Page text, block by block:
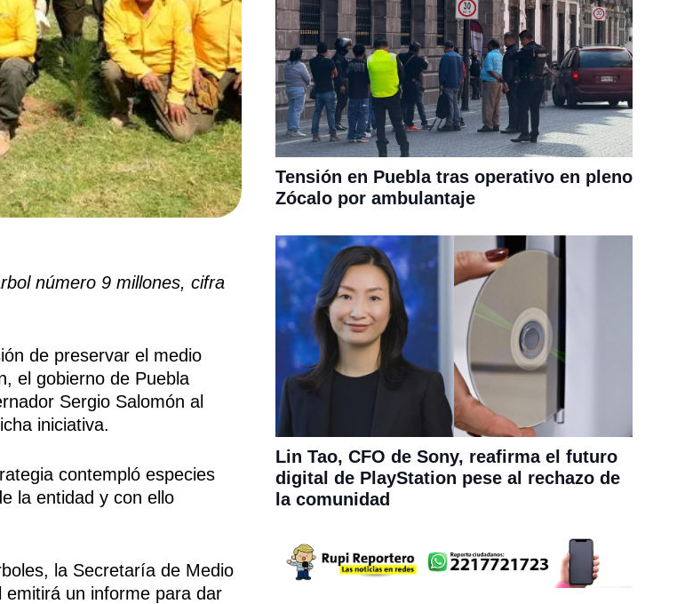
número 9 millones, cifra
de preservar el medio
el gobierno de Puebla
Sergio Salomón al
iniciativa.
contempló especies
la entidad y con ello
la Secretaría de Medio
emitirá un informe para dar
Tensión en Puebla tras operativo en pleno
Zócalo por ambulantaje
Lin Tao, CFO de Sony, reafirma el futuro
digital de PlayStation pese al rechazo de
la comunidad